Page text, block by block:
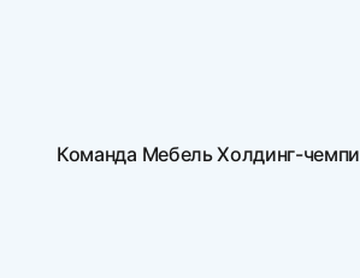
Команда Мебель Холдинг-